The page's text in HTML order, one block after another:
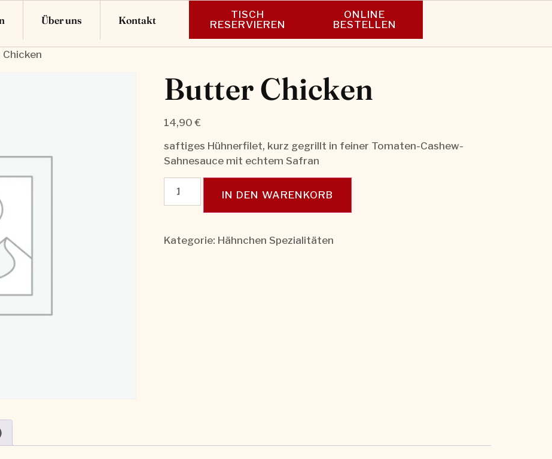
Über uns Kontakt
TISCH
RESERVIEREN
ONLINE
BESTELLEN
Butter Chicken
14,90€
saftiges Hühnerfilet, kurz gegrillt in feiner Tomaten-Cashew-
Sahnesauce mit echtem Safran
IN DEN WARENKORB
Kategorie: Hähnchen Spezialitäten